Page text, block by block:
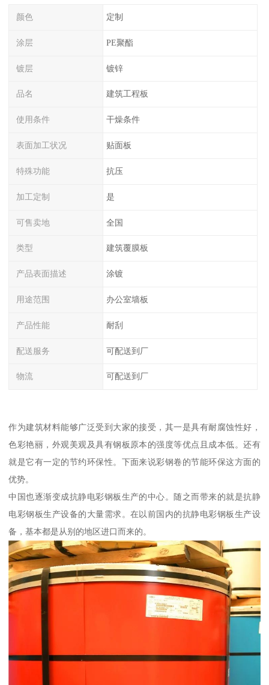
颜色 定制
涂层 PE聚酯
镀层 镀锌
品名 建筑工程板
使用条件 干燥条件
表面加工状况 贴面板
特殊功能 抗压
加工定制 是
可售卖地 全国
类型 建筑覆膜板
产品表面描述 涂镀
用途范围 办公室墙板
产品性能 耐刮
配送服务 可配送到厂
物流 可配送到厂
作为建筑材料能够广泛受到大家的接受，其一是具有耐腐蚀性好，
色彩艳丽，外观美观及具有钢板原本的强度等优点且成本低。还有
就是它有一定的节约环保性。下面来说彩钢卷的节能环保这方面的
优势。
中国也逐渐变成抗静电彩钢板生产的中心。随之而带来的就是抗静
电彩钢板生产设备的大量需求。在以前国内的抗静电彩钢板生产设
备，基本都是从别的地区进口而来的。